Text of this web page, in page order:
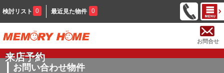
検討リスト 0 最近見た物件 0
お問合せ
来店予約
お問い合わせ物件